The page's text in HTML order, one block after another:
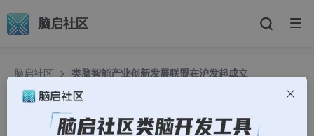
脑启社区
脑启社区 类脑智能产业创新发展联盟在沪发起成立
类脑智能产业创新发展联盟在沪发起成立